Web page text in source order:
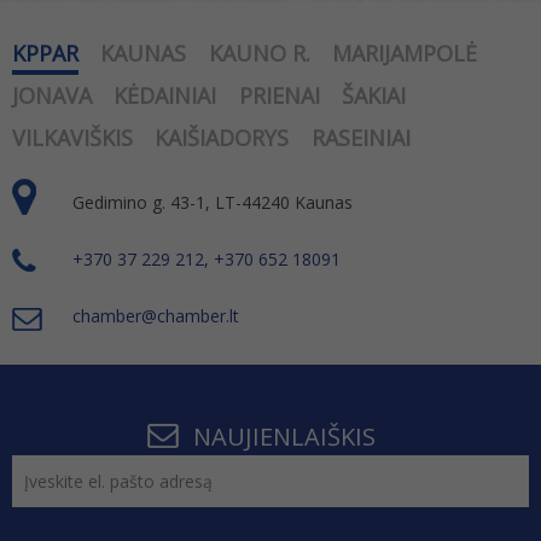
KPPAR KAUNAS KAUNO R.
MARIJAMPOLĖ
JONAVA
KĖDAINIAI PRIENAI
ŠAKIAI
VILKAVIŠKIS
KAIŠIADORYS RASEINIAI
Gedimino g. 43-1, LT-44240 Kaunas
+370 37 229 212, +370 652 18091
chamber@chamber.lt
NAUJIENLAIŠKIS